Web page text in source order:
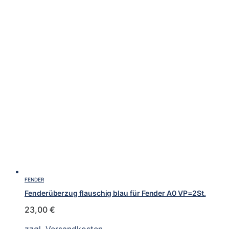
FENDER
Fenderüberzug flauschig blau für Fender A0 VP=2St.
23,00 €